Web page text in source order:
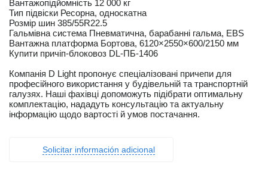
Вантажопідйомність 12 000 кг
Тип підвіски Ресорна, односкатна
Розмір шин 385/55R22.5
Гальмівна система Пневматична, барабанні гальма, EBS
Вантажна платформа Бортова, 6120×2550×600/2150 мм
Купити причіп-блоковоз DL-ПБ-1406
Компанія D Light пропонує спеціалізовані причепи для
професійного використання у будівельній та транспортній
галузях. Наші фахівці допоможуть підібрати оптимальну
комплектацію, нададуть консультацію та актуальну
інформацію щодо вартості й умов постачання.
Solicitar información adicional